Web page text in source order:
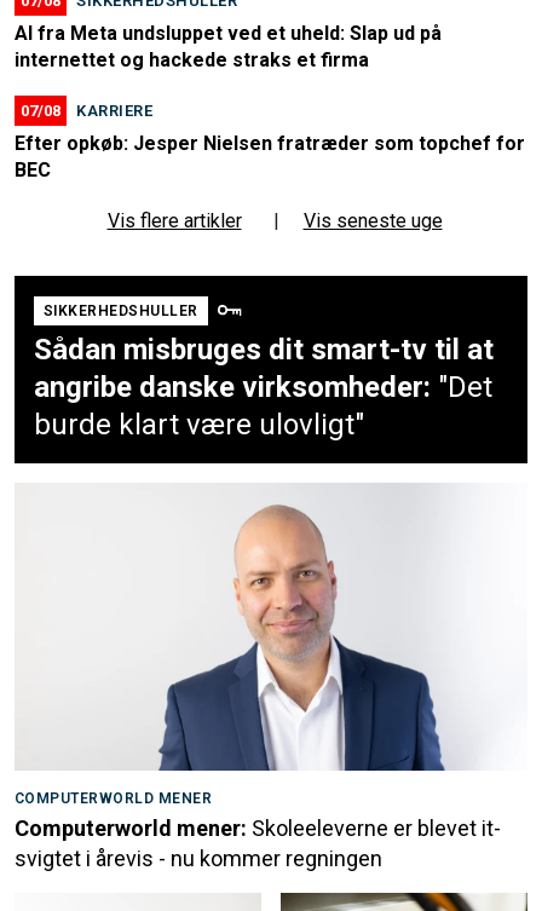
AI fra Meta undsluppet ved et uheld: Slap ud på
internettet og hackede straks et firma
07/08 KARRIERE
Efter opkøb: Jesper Nielsen fratræder som topchef for
BEC
Vis flere artikler | Vis seneste uge
SIKKERHEDSHULLER
Sådan misbruges dit smart-tv til at
angribe danske virksomheder: "Det
burde klart være ulovligt"
COMPUTERWORLD MENER
Computerworld mener: Skoleeleverne er blevet it-
svigtet i årevis - nu kommer regningen